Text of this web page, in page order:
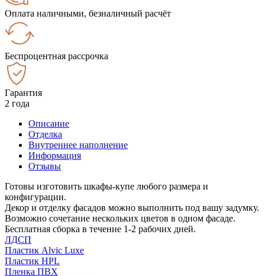
Оплата наличными, безналичный расчёт
Беспроцентная рассрочка
Гарантия
2 года
Описание
Отделка
Внутреннее наполнение
Информация
Отзывы
Готовы изготовить шкафы-купе любого размера и
конфигурации.
Декор и отделку фасадов можно выполнить под вашу задумку.
Возможно сочетание нескольких цветов в одном фасаде.
Бесплатная сборка в течение 1-2 рабочих дней.
ЛДСП
Пластик Alvic Luxe
Пластик HPL
Пленка ПВХ